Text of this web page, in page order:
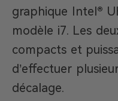
graphique Intel®
modèle i7. Les
compacts et
d’effectuer
décalage.